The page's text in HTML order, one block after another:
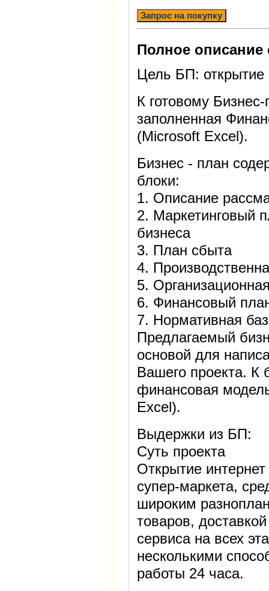
Запрос на покупку
Полное описание
Цель БП: открытие
К готовому
заполненная
(Microsoft Excel).
Бизнес - план
блоки:
1. Описание
2. Маркетинговый
бизнеса
3. План сбыта
4.
5.
6. Финансовый
7. Нормативная
Предлагаемый
основой для
Вашего проекта. К
финансовая
Excel).
Выдержки из БП:
Суть проекта
Открытие
супер-маркета,
широким
товаров,
сервиса на всех
несколькими
работы 24 часа.